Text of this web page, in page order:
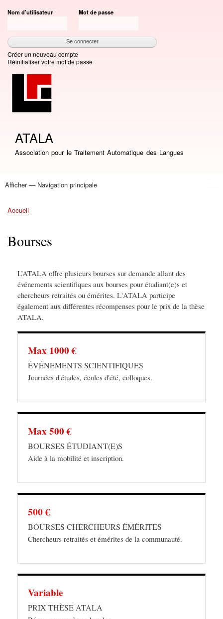
au
principal
Nom d'utilisateur Mot de passe
Créer un nouveau compte
Réinitialiser votre mot de passe
ATALA
Association pour le Traitement Automatique des Langues
Navigation
Afficher — Navigation principale
Accueil
Association
Bourses
Adhésion
Revue TAL
Liste LN
Conférence TALN
Conférences
Prix de thèse
Prix TALN-RECITAL
Annuaires
Journées
Offres d'emploi
Fil
Accueil
Bourses
L’ATALA offre plusieurs bourses sur demande allant des
événements scientifiques aux bourses pour étudiant(e)s et
chercheurs retraités ou émérites. L'ATALA participe
également aux différentes récompenses pour le prix de la thèse
ATALA.
Max 1000 €
ÉVÉNEMENTS SCIENTIFIQUES
Journées d'études, écoles d'été, colloques.
Max 500 €
BOURSES ÉTUDIANT(E)S
Aide à la mobilité et inscription.
500 €
BOURSES CHERCHEURS ÉMÉRITES
Chercheurs retraités et émérites de la communauté.
Variable
PRIX THÈSE ATALA